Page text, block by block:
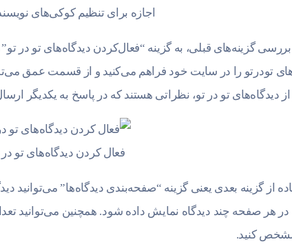
اجازه برای تنظیم کوکی‌های
گزینه‌های قبلی، به گزینه “فعال‌کردن دیدگاه‌های تو در
دیدگاه‌های تو در تو، نظراتی هستند که در پاسخ به یکدیگر
فعال کردن دیدگاه‌های تو در
از گزینه بعدی یعنی گزینه “صفحه‌بندی دیدگاه‌ها” می‌توانید
در هر صفحه چند دیدگاه نمایش داده شود. همچنین می‌توانید
کنید.